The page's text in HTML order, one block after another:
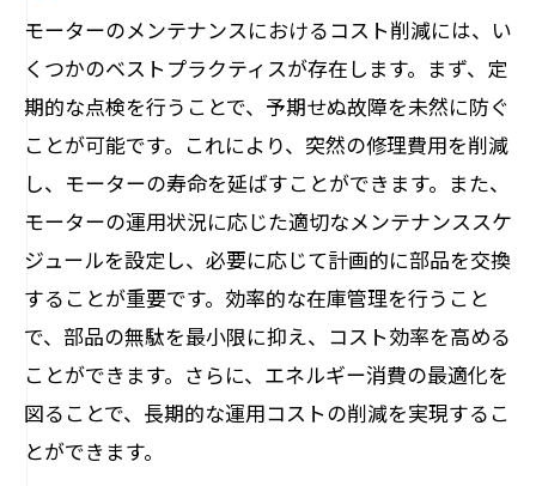
モーターのメンテナンスにおけるコスト削減には、い
くつかのベストプラクティスが存在します。まず、定
期的な点検を行うことで、予期せぬ故障を未然に防ぐ
ことが可能です。これにより、突然の修理費用を削減
し、モーターの寿命を延ばすことができます。また、
モーターの運用状況に応じた適切なメンテナンススケ
ジュールを設定し、必要に応じて計画的に部品を交換
することが重要です。効率的な在庫管理を行うこと
で、部品の無駄を最小限に抑え、コスト効率を高める
ことができます。さらに、エネルギー消費の最適化を
図ることで、長期的な運用コストの削減を実現するこ
とができます。